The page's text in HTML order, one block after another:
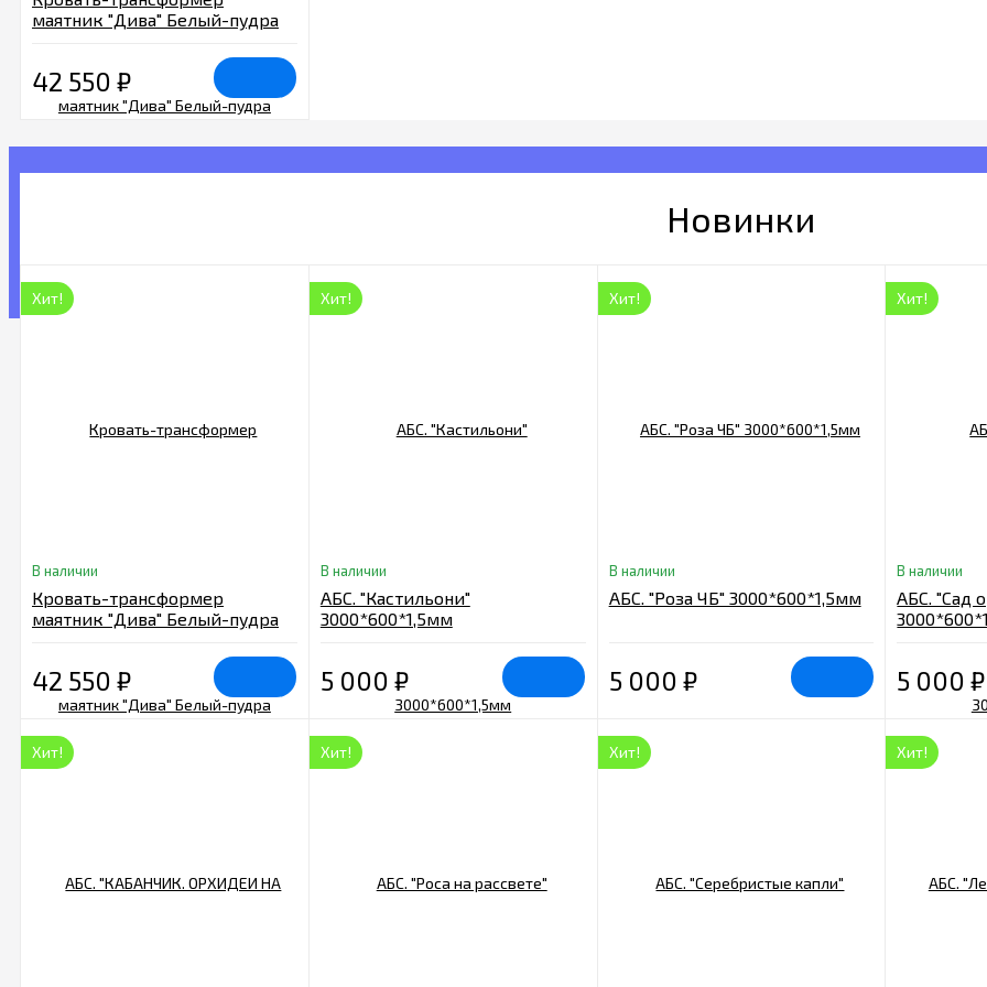
маятник "Дива" Белый-пудра
42 550 ₽
Новинки
Хит!
В наличии
Кровать-трансформер
маятник "Дива" Белый-пудра
42 550 ₽
Хит!
В наличии
АБС. "Кастильони"
3000*600*1,5мм
5 000 ₽
Хит!
В наличии
АБС. "Роза ЧБ" 3000*600*1,5мм
5 000 ₽
Хит!
В наличии
АБС. "Сад
5 000₽
Хит! Хит! Хит! Хит!